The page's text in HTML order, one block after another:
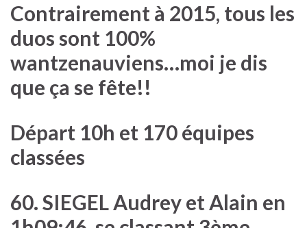
Contrairement à 2015, tous les
duos sont 100%
wantzenauviens…moi je dis
que ça se fête!!
Départ 10h et 170 équipes
classées
60. SIEGEL Audrey et Alain en